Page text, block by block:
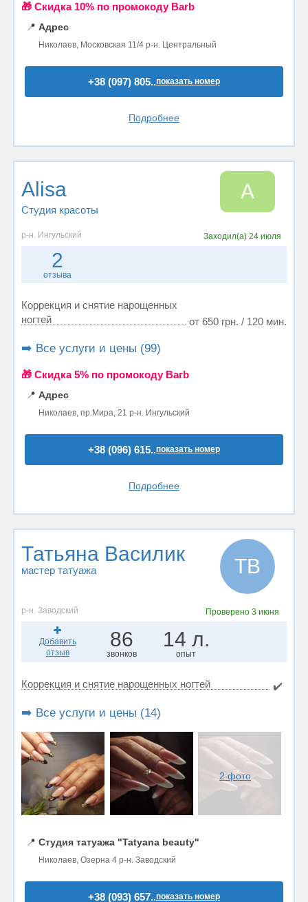
🎁 Cкидка 10% по промокоду Barb
📍 Адрес
Николаев, Московская 11/4 р-н. Центральный
+38 (097) 805..показать номер
Подробнее
Alisa
Студия красоты
A
р-н. Ингульский Заходил(а)24 июля
2
отзыва
Коррекция и снятие нарощенных
ногтей
от 650 грн. / 120 мин.
➡️ Все услуги и цены (99)
🎁 Cкидка 5% по промокоду Barb
📍 Адрес
Николаев, пр.Мира, 21 р-н. Ингульский
+38 (096) 615..показать номер
Подробнее
Татьяна Василик
мастер татуажа ТВ
р-н. Заводский Проверено3 июня
Добавить
отзыв
86
звонков
14 л.
опыт
Коррекция и снятие нарощенных ногтей ✔️
➡️ Все услуги и цены (14)
2 фото
📍 Студия татуажа "Tatyana beauty"
Николаев, Озерна 4 р-н. Заводский
+38 (093) 657..показать номер